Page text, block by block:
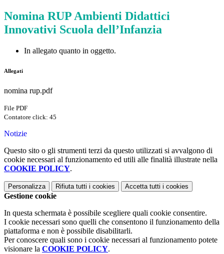
Nomina RUP Ambienti Didattici
Innovativi Scuola dell’Infanzia
In allegato quanto in oggetto.
Allegati
nomina rup.pdf
File PDF
Contatore click: 45
Notizie
Questo sito o gli strumenti terzi da questo utilizzati si avvalgono di
cookie necessari al funzionamento ed utili alle finalità illustrate nella
COOKIE POLICY.
Personalizza Rifiuta tutti i cookies Accetta tutti i cookies
Gestione cookie
In questa schermata è possibile scegliere quali cookie consentire.
I cookie necessari sono quelli che consentono il funzionamento della
piattaforma e non è possibile disabilitarli.
Per conoscere quali sono i cookie necessari al funzionamento potete
visionare la COOKIE POLICY.